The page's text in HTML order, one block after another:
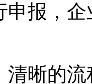
申报，
清晰的